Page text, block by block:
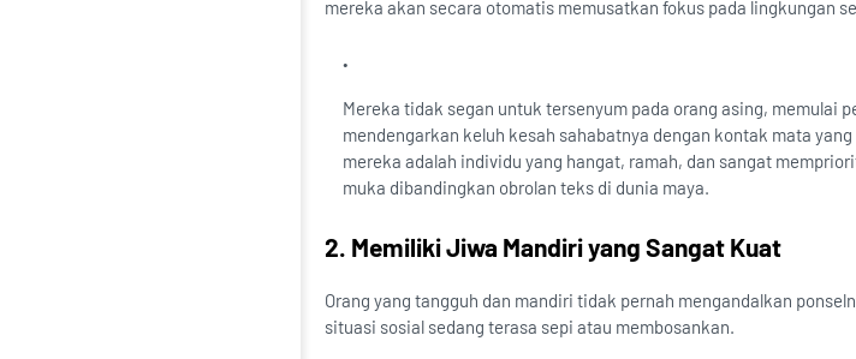
mereka akan secara otomatis memusatkan fokus pada lingkungan
Mereka tidak segan untuk tersenyum pada orang asing, memulai
mendengarkan keluh kesah sahabatnya dengan kontak mata
mereka adalah individu yang hangat, ramah, dan sangat
muka dibandingkan obrolan teks di dunia maya.
2. Memiliki Jiwa Mandiri yang Sangat Kuat
Orang yang tangguh dan mandiri tidak pernah mengandalkan
situasi sosial sedang terasa sepi atau membosankan.